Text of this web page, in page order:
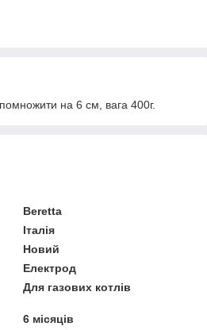
на 6 см, вага 400г.
Beretta
Італія
Новий
Електрод
Для газових котлів
6 місяців